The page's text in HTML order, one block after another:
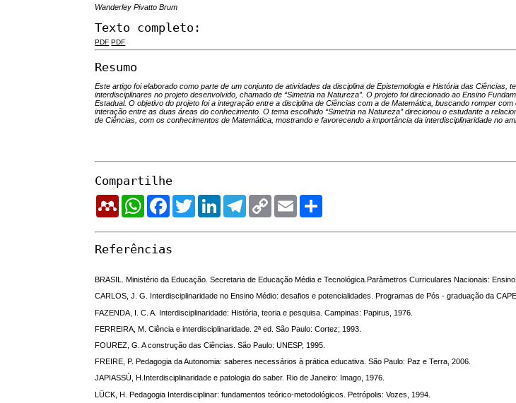
Wanderley Pivatto Brum
Texto completo:
PDF PDF
Resumo
Este artigo foi elaborado como parte de um conjunto de atividades da disciplina de Epistemologia e História das Ciências,
interdisciplinares no projeto desenvolvido, chamado de “Simetria na Natureza”. O projeto foi direcionado ao Ensino
Estadual. O objetivo do projeto foi a integração entre a disciplina de Ciências com a de Matemática, buscando romper
interação entre as duas áreas do conhecimento. O tema escolhido “Simetria na Natureza” direcionou o estudante a
de Ciências, com os conhecimentos de Matemática, mostrando e favorecendo a importância da interdisciplinaridade no
Compartilhe
MendeleyWhatsAppFacebookTwitter LinkedIn TelegramCopy
Link
Email
Referências
BRASIL. Ministério da Educação. Secretaria de Educação Média e Tecnológica.Parâmetros Curriculares Nacionais:
CARLOS, J. G. Interdisciplinaridade no Ensino Médio: desafios e potencialidades. Programas de Pós - graduação da
FAZENDA, I. C. A. Interdisciplinaridade: História, teoria e pesquisa. Campinas: Papirus, 1976.
FERREIRA, M. Ciência e interdisciplinaridade. 2ª ed. São Paulo: Cortez; 1993.
FOUREZ, G. A construção das Ciências. São Paulo: UNESP, 1995.
FREIRE, P. Pedagogia da Autonomia: saberes necessários à prática educativa. São Paulo: Paz e Terra, 2006.
JAPIASSÚ, H.Interdisciplinaridade e patologia do saber. Rio de Janeiro: Imago, 1976.
LÜCK, H. Pedagogia Interdisciplinar: fundamentos teórico-metodológicos. Petrópolis: Vozes, 1994.